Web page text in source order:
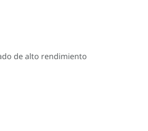
de alto rendimiento